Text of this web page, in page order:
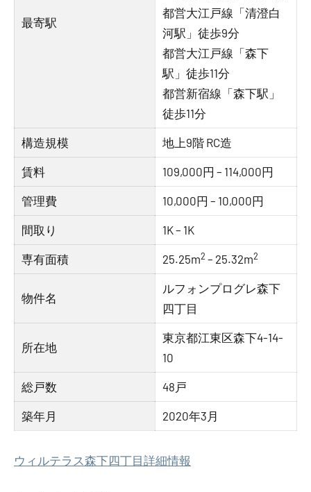
最寄駅
都営大江戸線「清澄白
河駅」徒歩9分
都営大江戸線「森下
駅」徒歩11分
都営新宿線「森下駅」
徒歩11分
構造規模 地上9階 RC造
賃料 109,000円 – 114,000円
管理費 10,000円 – 10,000円
間取り 1K – 1K
専有面積 25.25m2 – 25.32m2
物件名
ルフォンプログレ森下
四丁目
所在地
東京都江東区森下4-14-
10
総戸数 48戸
築年月 2020年3月
ウィルテラス森下四丁目詳細情報